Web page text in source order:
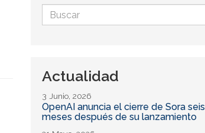
Formulario
de
Actualidad
3 Junio, 2026
OpenAI anuncia el cierre de Sora seis
meses después de su lanzamiento